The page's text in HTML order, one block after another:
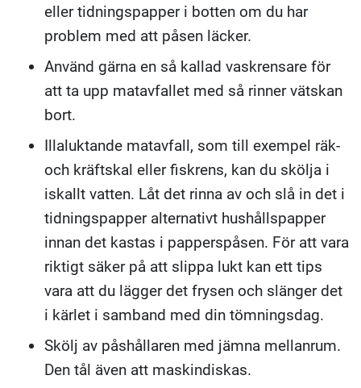
eller tidningspapper i botten om du har
problem med att påsen läcker.
Använd gärna en så kallad vaskrensare för
att ta upp matavfallet med så rinner vätskan
bort.
Illaluktande matavfall, som till exempel räk‐
och kräftskal eller fiskrens, kan du skölja i
iskallt vatten. Låt det rinna av och slå in det i
tidningspapper alternativt hushållspapper
innan det kastas i papperspåsen. För att vara
riktigt säker på att slippa lukt kan ett tips
vara att du lägger det frysen och slänger det
i kärlet i samband med din tömningsdag.
Skölj av påshållaren med jämna mellanrum.
Den tål även att maskindiskas.